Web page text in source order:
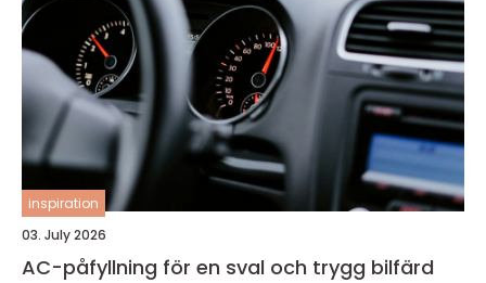
inspiration
03. July 2026
AC-påfyllning för en sval och trygg bilfärd